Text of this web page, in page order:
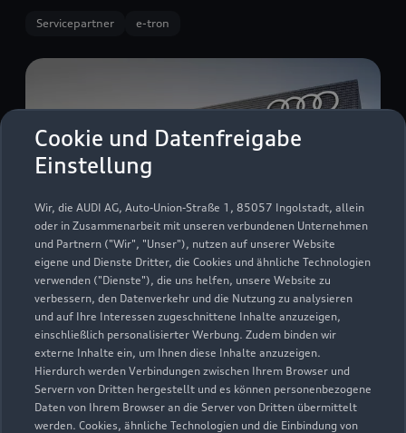
Cookie und Datenfreigabe
Einstellung
Wir, die AUDI AG, Auto-Union-Straße 1, 85057 Ingolstadt, allein
oder in Zusammenarbeit mit unseren verbundenen Unternehmen
und Partnern ("Wir", "Unser"), nutzen auf unserer Website
eigene und Dienste Dritter, die Cookies und ähnliche Technologien
verwenden ("Dienste"), die uns helfen, unsere Website zu
verbessern, den Datenverkehr und die Nutzung zu analysieren
und auf Ihre Interessen zugeschnittene Inhalte anzuzeigen,
einschließlich personalisierter Werbung. Zudem binden wir
externe Inhalte ein, um Ihnen diese Inhalte anzuzeigen.
Hierdurch werden Verbindungen zwischen Ihrem Browser und
Servern von Dritten hergestellt und es können personenbezogene
Daten von Ihrem Browser an die Server von Dritten übermittelt
werden. Cookies, ähnliche Technologien und die Einbindung von
Servicepartner e-tron
Ehinger Straße 17 + 21-25
89143 Blaubeuren
07344 96000
info@autohaus-burger.de